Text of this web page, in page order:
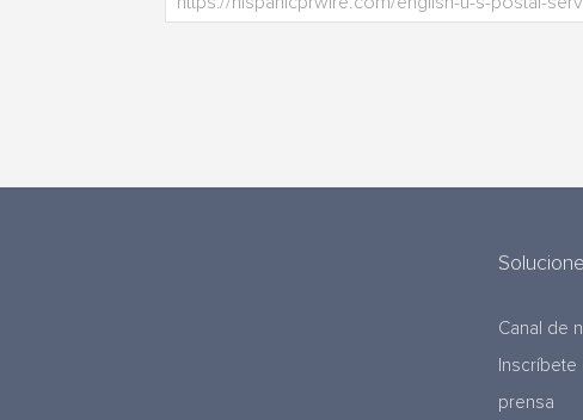
Canal de
prensa